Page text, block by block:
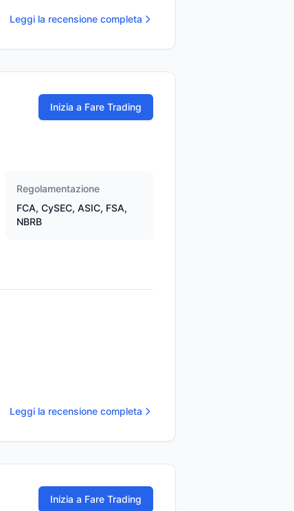
Leggi la recensione completa
Inizia a Fare Trading
Regolamentazione
FCA, CySEC, ASIC, FSA,
NBRB
Leggi la recensione completa
Inizia a Fare Trading